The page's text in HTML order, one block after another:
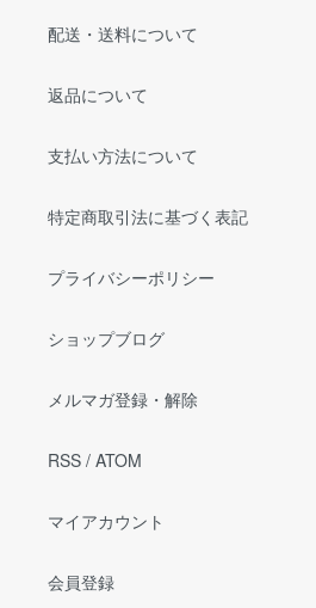
配送・送料について
返品について
支払い方法について
特定商取引法に基づく表記
プライバシーポリシー
ショップブログ
メルマガ登録・解除
RSS / ATOM
マイアカウント
会員登録